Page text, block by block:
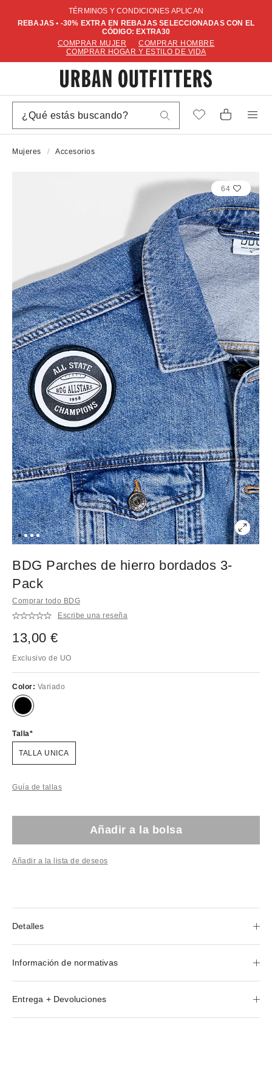
TÉRMINOS Y CONDICIONES APLICAN
REBAJAS • -30% EXTRA EN REBAJAS SELECCIONADAS CON EL
CÓDIGO: EXTRA30
COMPRAR MUJER
COMPRAR HOMBRE
COMPRAR HOGAR Y ESTILO DE VIDA
Mujeres Accesorios
64
BDG Parches de hierro bordados 3-
Pack
Comprar todo BDG
Escribe una reseña
13,00 €
Exclusivo de UO
Color: Variado
Talla
TALLA UNICA
Guía de tallas
Añadir a la bolsa
Añadir a la lista de deseos
Detalles
Información de normativas
Entrega + Devoluciones